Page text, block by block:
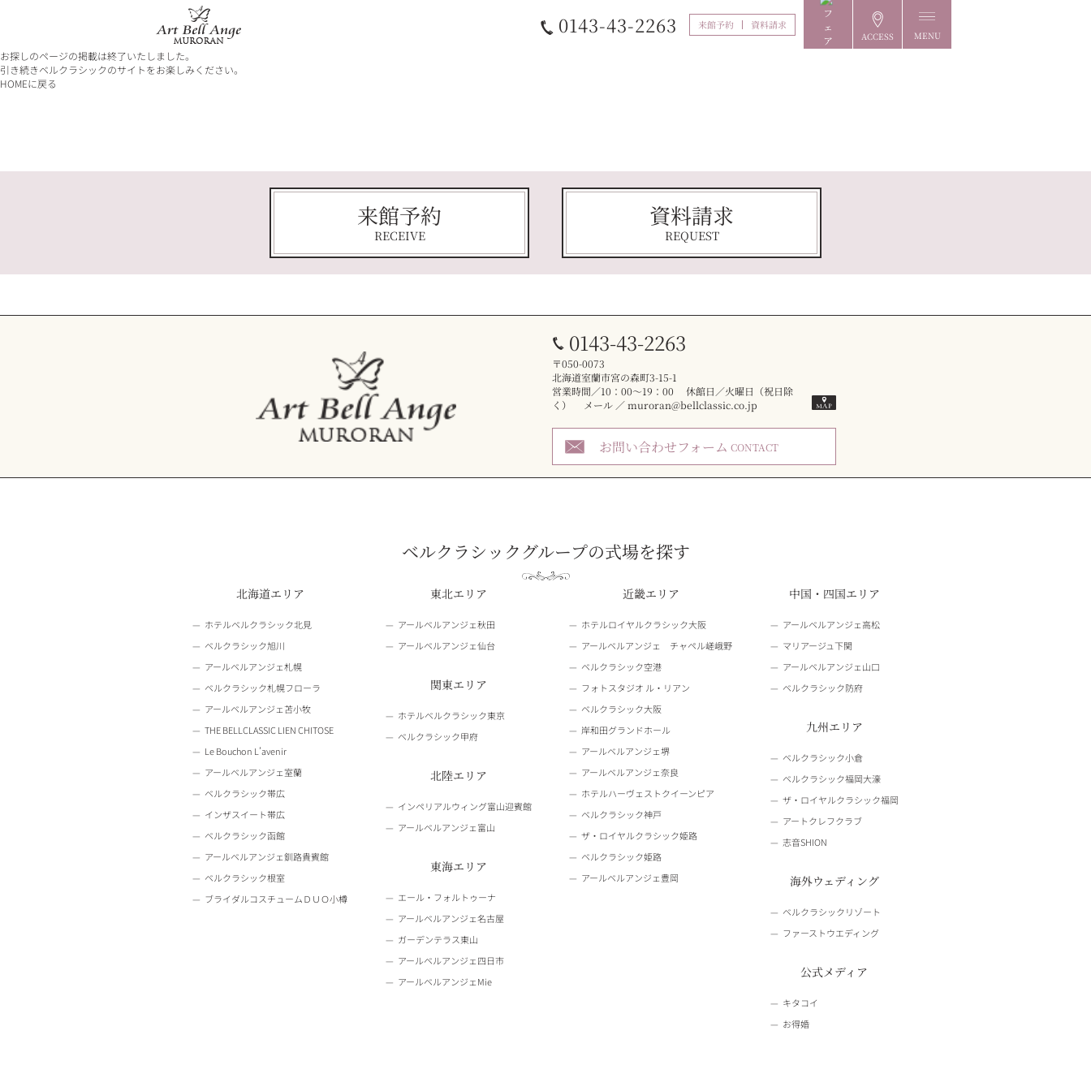
0143-43-2263 来館予約 資料請求
ACCESS MENU
お探しのページの掲載は終了いたしました。
引き続きベルクラシックのサイトをお楽しみください。
HOMEに戻る
来館予約
RECEIVE
資料請求
REQUEST
0143-43-2263
〒050-0073
北海道室蘭市宮の森町3-15-1
営業時間／10：00～19：00 休館日／火曜日（祝日除
く） メール ／ muroran@bellclassic.co.jp
お問い合わせフォーム CONTACT
ベルクラシックグループの式場を探す
北海道エリア
ホテルベルクラシック北見
ベルクラシック旭川
アールベルアンジェ札幌
ベルクラシック札幌フローラ
アールベルアンジェ苫小牧
THE BELLCLASSIC LIEN CHITOSE
Le Bouchon L’avenir
アールベルアンジェ室蘭
ベルクラシック帯広
インザスイート帯広
ベルクラシック函館
アールベルアンジェ釧路貴賓館
ベルクラシック根室
ブライダルコスチュームＤＵＯ小樽
東北エリア
アールベルアンジェ秋田
アールベルアンジェ仙台
関東エリア
ホテルベルクラシック東京
ベルクラシック甲府
北陸エリア
インペリアルウィング富山迎賓館
アールベルアンジェ富山
東海エリア
エール・フォルトゥーナ
アールベルアンジェ名古屋
ガーデンテラス東山
アールベルアンジェ四日市
アールベルアンジェMie
近畿エリア
ホテルロイヤルクラシック大阪
アールベルアンジェ チャペル嵯峨野
ベルクラシック空港
フォトスタジオ ル・リアン
ベルクラシック大阪
岸和田グランドホール
アールベルアンジェ堺
アールベルアンジェ奈良
ホテルハーヴェストクイーンピア
ベルクラシック神戸
ザ・ロイヤルクラシック姫路
ベルクラシック姫路
アールベルアンジェ豊岡
中国・四国エリア
アールベルアンジェ高松
マリアージュ下関
アールベルアンジェ山口
ベルクラシック防府
九州エリア
ベルクラシック小倉
ベルクラシック福岡大濠
ザ・ロイヤルクラシック福岡
アートクレフクラブ
志音SHION
海外ウェディング
ベルクラシックリゾート
ファーストウエディング
公式メディア
キタコイ
お得婚